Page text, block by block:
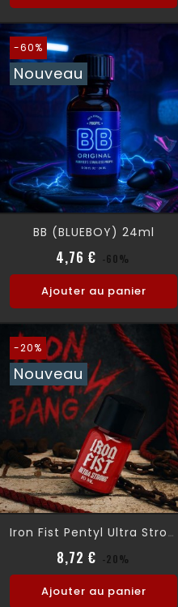
-60%
Nouveau
BB (BLUEBOY) 24ml
4,76 € Prix normal
-60%
Ajouter au panier
-20%
Nouveau
Iron Fist Pentyl Ultra Strong 10 Ml
8,72 € Prix normal
-20%
Ajouter au panier